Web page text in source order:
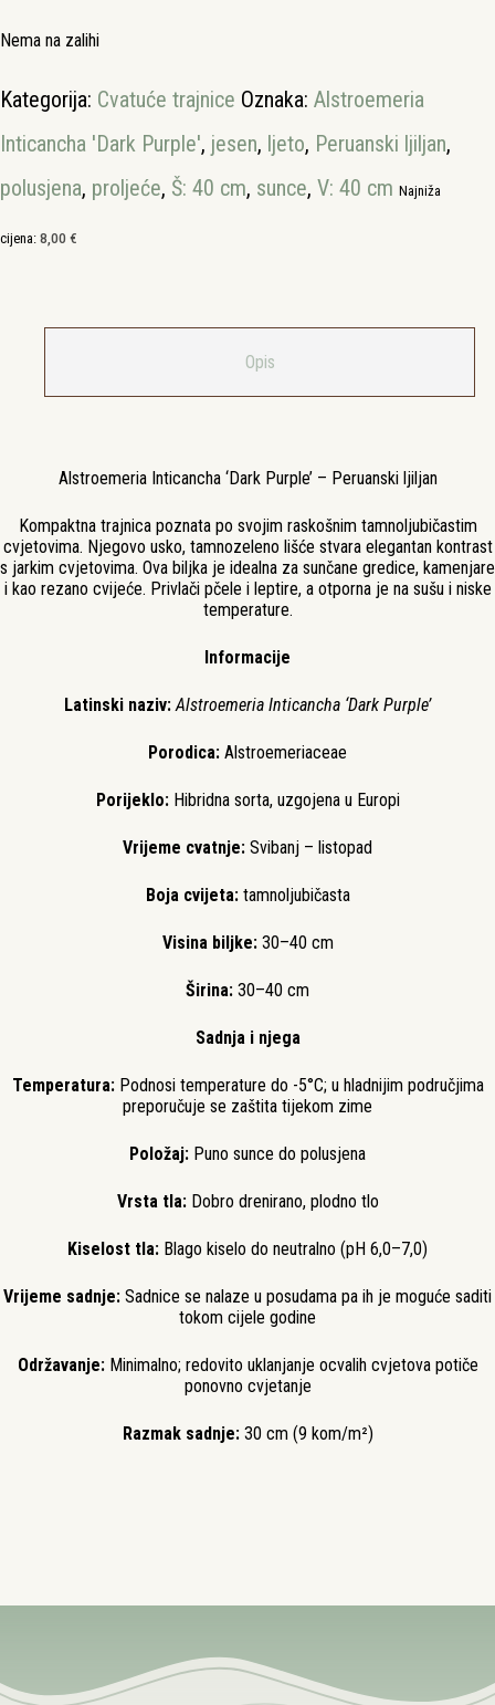
Nema na zalihi
Kategorija: Cvatuće trajnice Oznaka: Alstroemeria
Inticancha 'Dark Purple', jesen, ljeto, Peruanski ljiljan,
polusjena, proljeće, Š: 40 cm, sunce, V: 40 cm Najniža
cijena: 8,00 €
Opis
Alstroemeria Inticancha ‘Dark Purple’ – Peruanski ljiljan
Kompaktna trajnica poznata po svojim raskošnim tamnoljubičastim
cvjetovima. Njegovo usko, tamnozeleno lišće stvara elegantan kontrast
s jarkim cvjetovima. Ova biljka je idealna za sunčane gredice, kamenjare
i kao rezano cvijeće. Privlači pčele i leptire, a otporna je na sušu i niske
temperature.
Informacije
Latinski naziv:Alstroemeria Inticancha ‘Dark Purple’
Porodica: Alstroemeriaceae
Porijeklo: Hibridna sorta, uzgojena u Europi
Vrijeme cvatnje: Svibanj – listopad
Boja cvijeta: tamnoljubičasta
Visina biljke: 30–40 cm
Širina: 30–40 cm
Sadnja i njega
Temperatura: Podnosi temperature do -5°C; u hladnijim područjima
preporučuje se zaštita tijekom zime
Položaj: Puno sunce do polusjena
Vrsta tla: Dobro drenirano, plodno tlo
Kiselost tla: Blago kiselo do neutralno (pH 6,0–7,0)
Vrijeme sadnje: Sadnice se nalaze u posudama pa ih je moguće saditi
tokom cijele godine
Održavanje: Minimalno; redovito uklanjanje ocvalih cvjetova potiče
ponovno cvjetanje
Razmak sadnje: 30 cm (9 kom/m²)